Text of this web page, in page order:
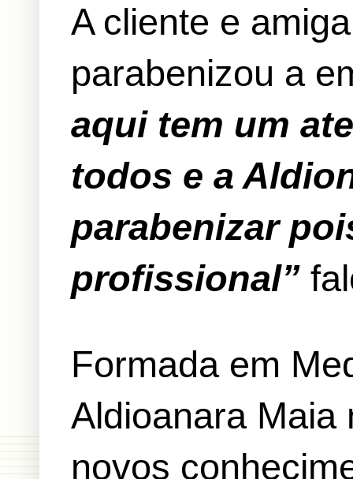
A cliente e
parabenizou a
aqui tem um
todos e a
parabenizar
profissional”
Formada em
Aldioanara Maia
novos